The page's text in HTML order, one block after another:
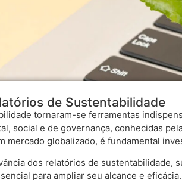
de Sustentabilidade
tornaram-se ferramentas
social e de governança, conhecidas
mercado globalizado, é fundamental
dos relatórios de sustentabilidade,
para ampliar seu alcance e eficácia.